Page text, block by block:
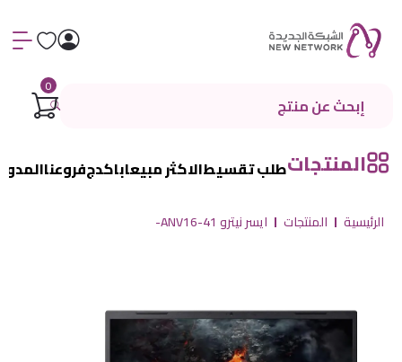
0
المنتجاتطلب تقسيطالاكثر مبيعاباكدجفروعنا
الرئيسية المنتجات ايسر نيترو ANV16-41-